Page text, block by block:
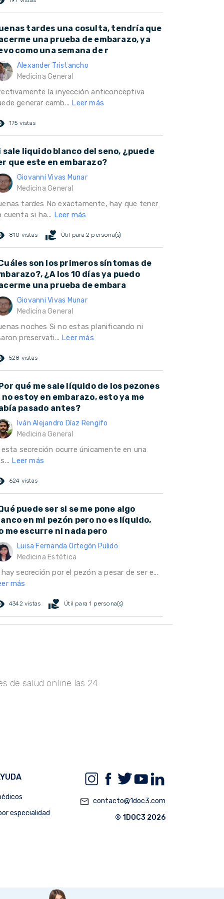
tardes una cosulta, tendría que
una prueba de embarazo, ya
como una semana de r
Alexander Tristancho
Medicina General
la inyección anticonceptiva
generar camb... Leer más
175 vistas
sale liquido blanco del seno, ¿puede
que este en embarazo?
Giovanni Vivas Munar
Medicina General
tardes No exactamente, hay que tener
cuenta si ha... Leer más
810 vistas volunteer_activism Útil para 2 persona(s)
son los primeros síntomas de
¿A los 10 días ya puedo
una prueba de embara
Giovanni Vivas Munar
Medicina General
noches Si no estas planificando ni
preservati... Leer más
528 vistas
qué me sale líquido de los pezones
no estoy en embarazo, esto ya me
pasado antes?
Iván Alejandro Díaz Rengifo
Medicina General
esta secreción ocurre únicamente en una
Leer más
624 vistas
puede ser si se me pone algo
en mi pezón pero no es líquido,
me escurre ni nada pero
Luisa Fernanda Ortegón Pulido
Medicina Estética
hay secreción por el pezón a pesar de ser e...
más
4342 vistas volunteer_activism Útil para 1 persona(s)
de salud online las 24
especialidad
mail_outline contacto@1doc3.com
© 1DOC3 2026